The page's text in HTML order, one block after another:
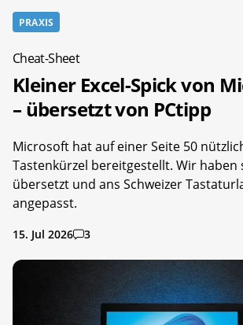
PRAXIS
Cheat-Sheet
Kleiner Excel-Spick von
– übersetzt von PCtipp
Microsoft hat auf einer Seite 50
Tastenkürzel bereitgestellt. Wir haben
übersetzt und ans Schweizer
angepasst.
15. Jul 2026 3